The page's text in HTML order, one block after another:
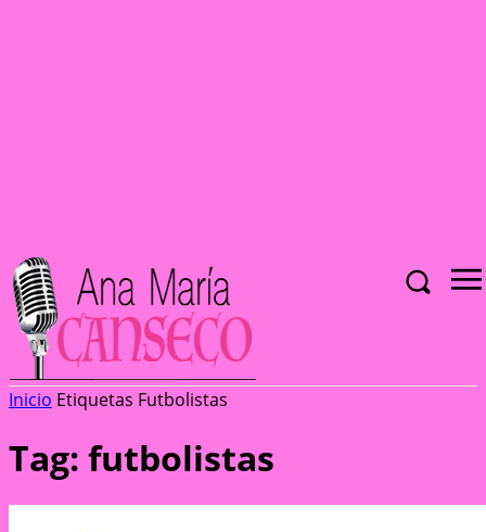
Inicio Etiquetas Futbolistas
Tag: futbolistas